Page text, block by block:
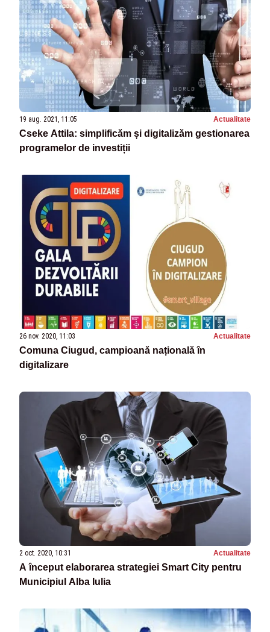
19 aug. 2021, 11:05 Actualitate
Cseke Attila: simplificăm și digitalizăm gestionarea
programelor de investiții
26 nov. 2020, 11:03 Actualitate
Comuna Ciugud, campioană națională în
digitalizare
2 oct. 2020, 10:31 Actualitate
A început elaborarea strategiei Smart City pentru
Municipiul Alba Iulia